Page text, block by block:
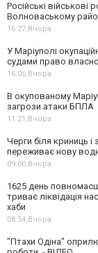
Російські військові
Волноваському
16:27,Вчора
У Маріуполі
судами право
16:06,Вчора
В окупованому
загрози атаки БПЛА
11:21,Вчора
Черги біля криниць і
переживає нову
09:00,Вчора
1625 день
триває ліквідація
хаби
08:54,Вчора
"Птахи Одіна"